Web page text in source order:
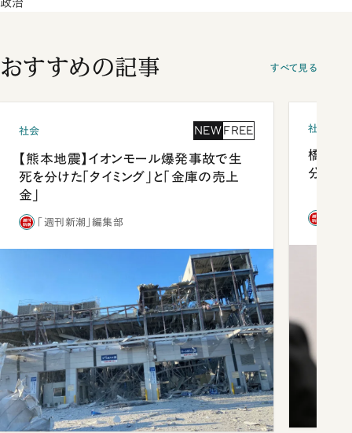
政治
おすすめの記事 すべて見る
社会 NEW FREE
【熊本地震】イオンモール爆発事故で生
死を分けた「タイミング」と「金庫の売上
金」
「週刊新潮」編集部
社会
橋本愛
分 佐